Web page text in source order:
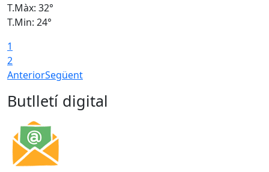
T.Màx: 32°
T.Min: 24°
1
2
AnteriorSegüent
Butlletí digital